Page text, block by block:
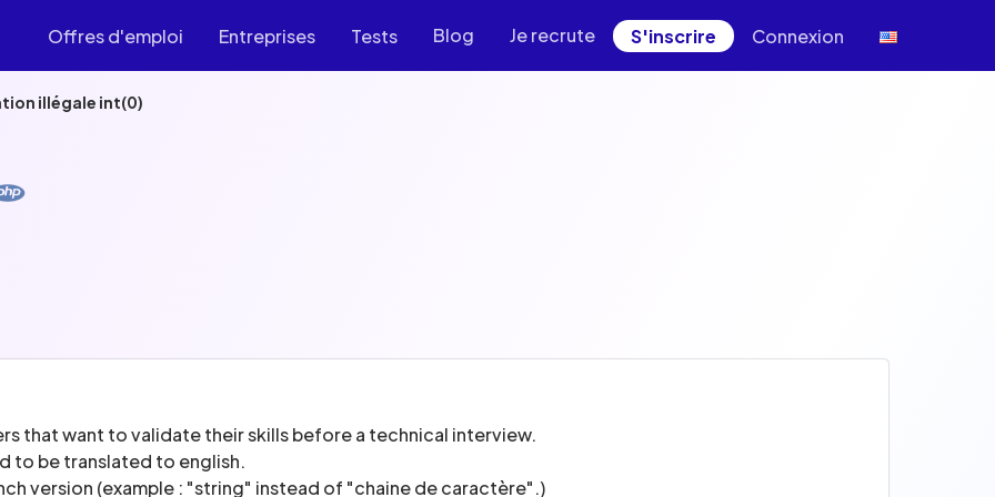
Offres d'emploi Entreprises Tests Blog Je recrute S'inscrire Connexion
illégale int(0)
that want to validate their skills before a technical interview.
to be translated to english.
version (example : "string" instead of "chaine de caractère".)